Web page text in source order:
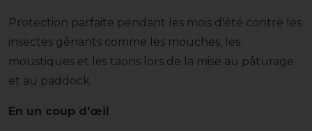
Protection parfaite pendant les mois d'été contre les
insectes gênants comme les mouches, les
moustiques et les taons lors de la mise au pâturage
et au paddock.
En un coup d'œil